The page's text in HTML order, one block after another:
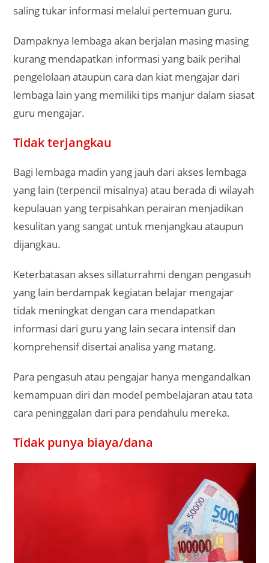
saling tukar informasi melalui pertemuan guru.
Dampaknya lembaga akan berjalan masing masing
kurang mendapatkan informasi yang baik perihal
pengelolaan ataupun cara dan kiat mengajar dari
lembaga lain yang memiliki tips manjur dalam siasat
guru mengajar.
Tidak terjangkau
Bagi lembaga madin yang jauh dari akses lembaga
yang lain (terpencil misalnya) atau berada di wilayah
kepulauan yang terpisahkan perairan menjadikan
kesulitan yang sangat untuk menjangkau ataupun
dijangkau.
Keterbatasan akses sillaturrahmi dengan pengasuh
yang lain berdampak kegiatan belajar mengajar
tidak meningkat dengan cara mendapatkan
informasi dari guru yang lain secara intensif dan
komprehensif disertai analisa yang matang.
Para pengasuh atau pengajar hanya mengandalkan
kemampuan diri dan model pembelajaran atau tata
cara peninggalan dari para pendahulu mereka.
Tidak punya biaya/dana